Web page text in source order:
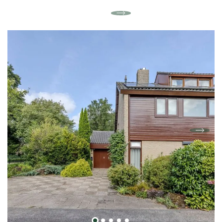
Grenzend aan de hoofdslaapkamer vindt u de
met een ruime inloopdouche, een
wastafelmeubel met opbergruimte, een
designradiator en de aansluiting voor de
wasmachine en droger. Alles is verzorgd in
neutrale en tijdloze kleurstellingen.
Buitenruimte
Tot slot beschikt het appartement over een
heerlijk balkon, gelegen op het zuidoosten. Hier
kunt u in alle rust genieten van de ochtend- en
middagzon, bijvoorbeeld met een kop koffie of